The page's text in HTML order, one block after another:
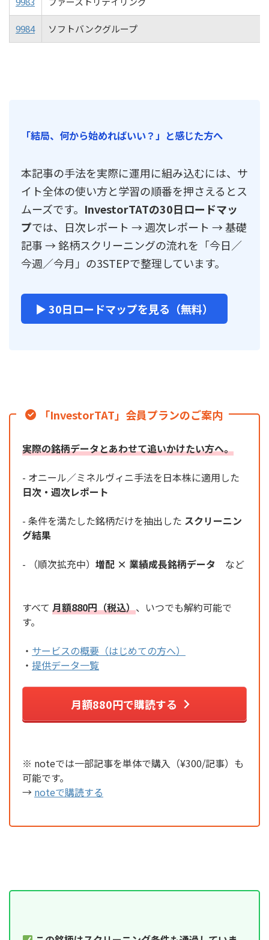
9984 ソフトバンクグループ
「結局、何から始めればいい？」と感じた方へ
本記事の手法を実際に運用に組み込むには、サ
イト全体の使い方と学習の順番を押さえるとス
ムーズです。 InvestorTATの30日ロードマッ
プでは、日次レポート → 週次レポート → 基礎
記事 → 銘柄スクリーニングの流れを「今日／
今週／今月」の3STEPで整理しています。
▶ 30日ロードマップを見る（無料）
「InvestorTAT」会員プランのご案内
実際の銘柄データとあわせて追いかけたい方へ。
- オニール／ミネルヴィニ手法を日本株に適用した
日次・週次レポート
- 条件を満たした銘柄だけを抽出した スクリーニン
グ結果
- （順次拡充中） 増配 × 業績成長銘柄データ など
すべて 月額880円（税込）、いつでも解約可能で
す。
・ サービスの概要（はじめての方へ）
・ 提供データ一覧
月額880円で購読する
※ noteでは一部記事を単体で購入（¥300/記事）も
可能です。
→ noteで購読する